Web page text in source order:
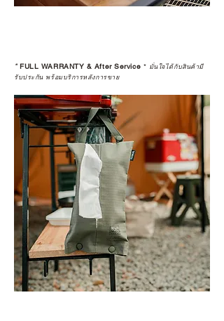
*FULL WARRANTY & After Service * มั่นใจได้กับสินค้ามี
รับประกัน พร้อมบริการหลังการขาย